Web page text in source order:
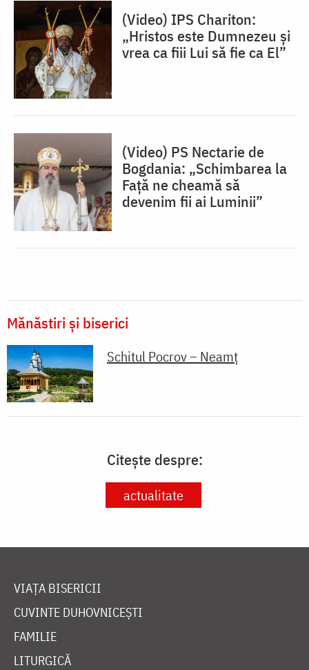
(Video) IPS Chariton:
„Hristos este Dumnezeu și
vrea ca fiii Lui să fie ca El”
(Video) PS Nectarie de
Bogdania: „Schimbarea la
Față ne cheamă să
devenim fii ai Luminii”
Mănăstiri și biserici
Schitul Pocrov – Neamț
Citește despre:
actualitate
VIAȚA BISERICII
CUVINTE DUHOVNICEȘTI
FAMILIE
LITURGICĂ